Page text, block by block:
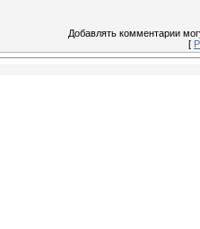
Добавлять комментарии
[